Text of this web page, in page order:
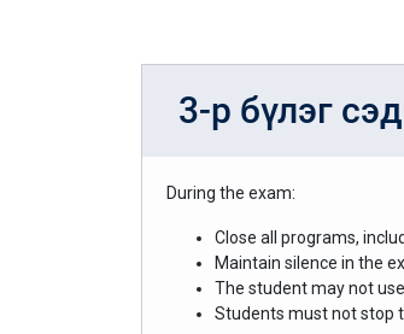
3-р бүлэг
During the exam:
Close all programs,
Maintain silence in the
The student may not
Students must not stop